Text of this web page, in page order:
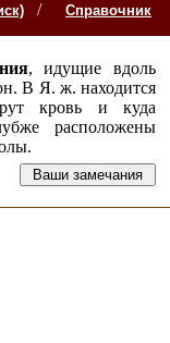
/
Справочник
, идущие вдоль
В Я. ж. находится
кровь и куда
расположены